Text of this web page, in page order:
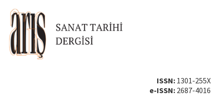
ISSN: 1301-255X
e-ISSN: 2687-4016